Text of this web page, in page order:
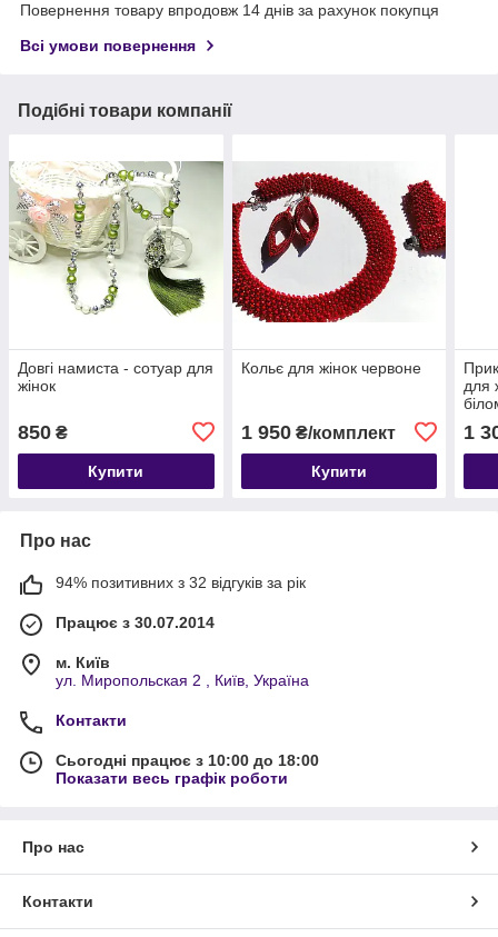
Повернення товару впродовж 14 днів за рахунок покупця
Всі умови повернення
Подібні товари компанії
Довгі намиста - сотуар для
жінок
850 ₴
Купити
Кольє для жінок червоне
1 950₴/комплект
Купити
для
1
Про нас
94% позитивних з 32 відгуків за рік
Працює з 30.07.2014
м. Київ
ул. Миропольская 2 , Київ, Україна
Контакти
Сьогодні працює з 10:00 до 18:00
Показати весь графік роботи
Про нас
Контакти